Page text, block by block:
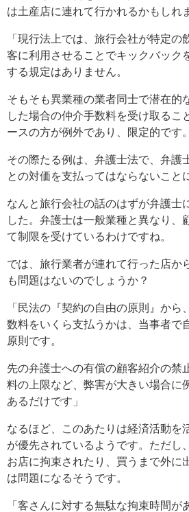
は土産店に連れて行かれるかもしれ
「現行法上では、旅行会社が特定の
客に利用させることでキックバック
する規定はありません。
そもそも異業種の業者同士で潜在的
した場合の仲介手数料を受け取るこ
ースの方が例外であり、限定的です。
その際たる例は、弁護士法で、弁護
との対価を支払ってはならないこと
なんと旅行会社の話のはずが弁護士
した。弁護士は一般業種と異なり、
て制限を受けているわけですね。
では、旅行業者が連れて行った店か
も問題はないのでしょうか？
「民法の『契約の自由の原則』から
数料をいくら支払うかは、当事者で
原則です。
先の弁護士への有償の顧客紹介の禁
料の上限など、弊害が大きい場合に
あるだけです」
なるほど、このあたりは経済活動を
が優先されているようです。ただし
お店に拘束されたり、買うまで外に
は問題になるそうです。
「客さんに対する無駄な拘束時間が